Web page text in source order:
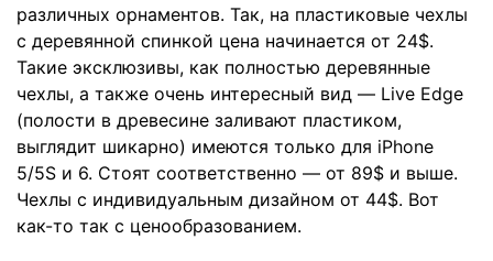
различных орнаментов. Так, на пластиковые чехлы
с деревянной спинкой цена начинается от 24$.
Такие эксклюзивы, как полностью деревянные
чехлы, а также очень интересный вид — Live Edge
(полости в древесине заливают пластиком,
выглядит шикарно) имеются только для iPhone
5/5S и 6. Стоят соответственно — от 89$ и выше.
Чехлы с индивидуальным дизайном от 44$. Вот
как-то так с ценообразованием.